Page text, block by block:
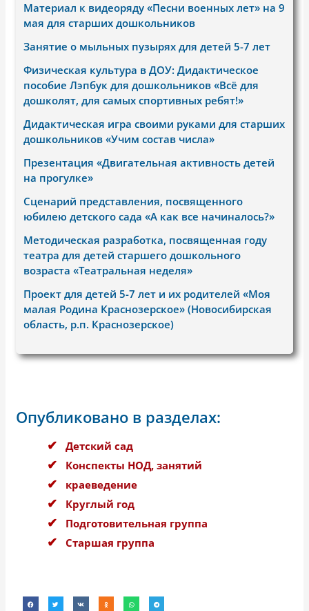
Материал к видеоряду «Песни военных лет» на 9
мая для старших дошкольников
Занятие о мыльных пузырях для детей 5-7 лет
Физическая культура в ДОУ: Дидактическое
пособие Лэпбук для дошкольников «Всё для
дошколят, для самых спортивных ребят!»
Дидактическая игра своими руками для старших
дошкольников «Учим состав числа»
Презентация «Двигательная активность детей
на прогулке»
Сценарий представления, посвященного
юбилею детского сада «А как все начиналось?»
Методическая разработка, посвященная году
театра для детей старшего дошкольного
возраста «Театральная неделя»
Проект для детей 5-7 лет и их родителей «Моя
малая Родина Краснозерское» (Новосибирская
область, р.п. Краснозерское)
Опубликовано в разделах:
Детский сад
Конспекты НОД, занятий
краеведение
Круглый год
Подготовительная группа
Старшая группа